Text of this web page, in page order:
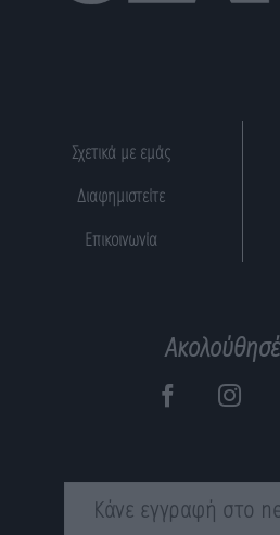
Σχετικά με εμάς
Διαφημιστείτε
Επικοινωνία
Κάνε εγγραφή στο